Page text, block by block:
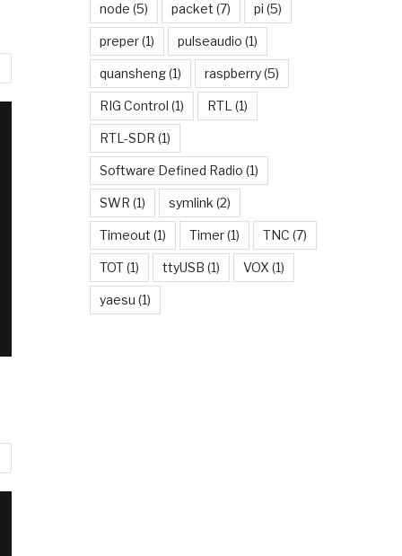
node (5) packet (7) pi (5)
preper(1) pulseaudio (1)
quansheng(1) raspberry(5)
RIG Control (1) RTL (1)
RTL-SDR (1)
Software Defined Radio (1)
SWR (1) symlink (2)
Timeout (1) Timer(1) TNC (7)
TOT(1) ttyUSB (1) VOX (1)
yaesu (1)